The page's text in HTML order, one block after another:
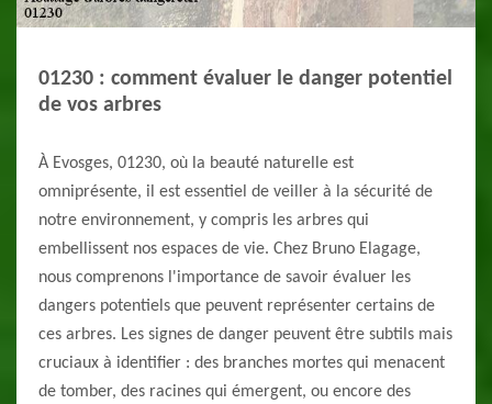
01230 : comment évaluer le danger potentiel
de vos arbres
À Evosges, 01230, où la beauté naturelle est
omniprésente, il est essentiel de veiller à la sécurité de
notre environnement, y compris les arbres qui
embellissent nos espaces de vie. Chez Bruno Elagage,
nous comprenons l'importance de savoir évaluer les
dangers potentiels que peuvent représenter certains de
ces arbres. Les signes de danger peuvent être subtils mais
cruciaux à identifier : des branches mortes qui menacent
de tomber, des racines qui émergent, ou encore des